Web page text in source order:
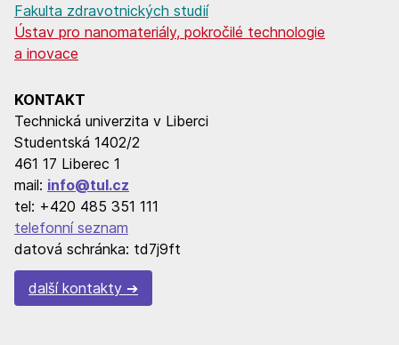
Fakulta zdravotnických studií
Ústav pro nanomateriály, pokročilé technologie
a inovace
KONTAKT
Technická univerzita v Liberci
Studentská 1402/2
461 17 Liberec 1
mail: info@tul.cz
tel: +420 485 351 111
telefonní seznam
datová schránka: td7j9ft
další kontakty